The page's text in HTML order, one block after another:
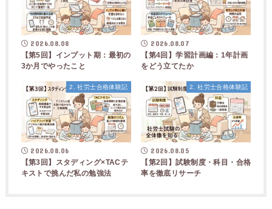
2026.08.08
【第5回】インプット期：最初の
3か月でやったこと
2026.08.07
【第4回】学習計画編：1年計画
をどう立てたか
2. 社労士合格体験記
2026.08.06
【第3回】スタディング×TACテ
キストで挑んだ私の勉強法
2. 社労士合格体験記
2026.08.05
【第2回】試験制度・科目・合格
率を徹底リサーチ